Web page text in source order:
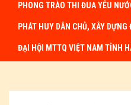
PHONG TRÀO THI ĐUA YÊU
PHÁT HUY DÂN CHỦ, XÂY
ĐẠI HỘI MTTQ VIỆT NAM TỈNH